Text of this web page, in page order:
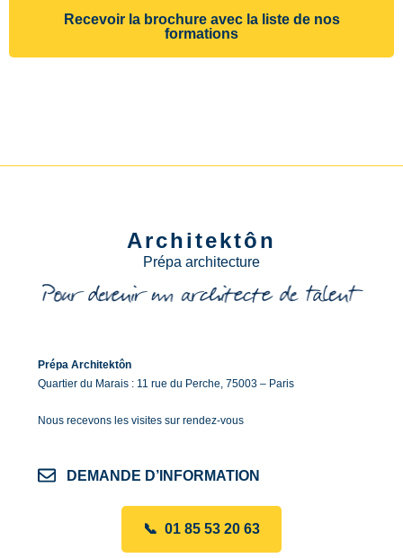
Recevoir la brochure avec la liste de nos
formations
Architektôn
Prépa architecture
Prépa Architektôn
Quartier du Marais : 11 rue du Perche, 75003 – Paris
Nous recevons les visites sur rendez-vous
DEMANDE D’INFORMATION
📞 01 85 53 20 63